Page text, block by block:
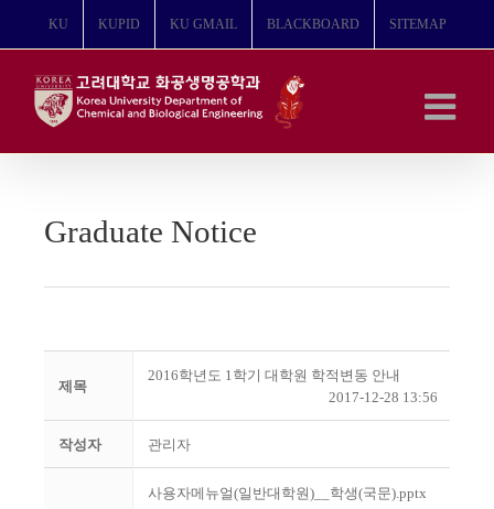
뛰
KU KUPID KU GMAIL BLACKBOARD SITEMAP
Graduate Notice
제목
2016학년도 1학기 대학원 학적변동 안내
2017-12-28 13:56
작성자 관리자
사용자메뉴얼(일반대학원)__학생(국문).pptx